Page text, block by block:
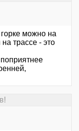
можно на
трассе - это